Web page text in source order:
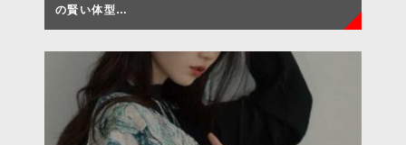
の賢い体型…